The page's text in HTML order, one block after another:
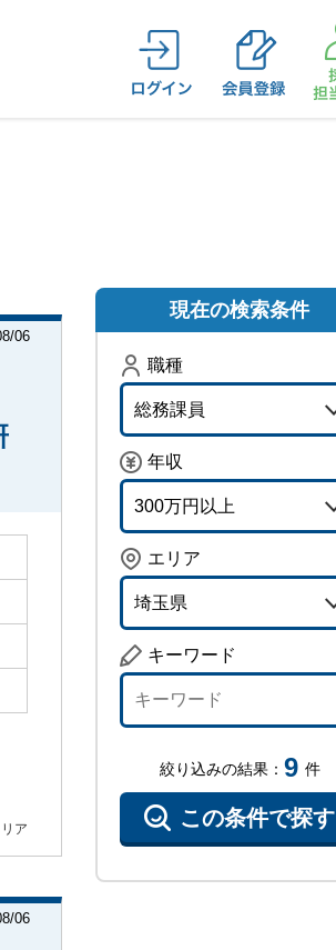
06
ア
06
職種
総務課員
年収
エリア
埼玉県
キーワード
絞り込みの結果： 9 件
この条件で探す